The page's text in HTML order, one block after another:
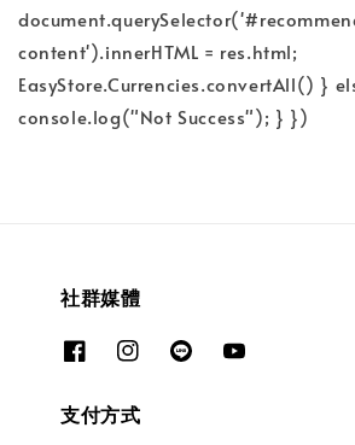
content').innerHTML = res.html;
EasyStore.Currencies.convertAll() }
console.log("Not Success"); } })
社群媒體
支付方式